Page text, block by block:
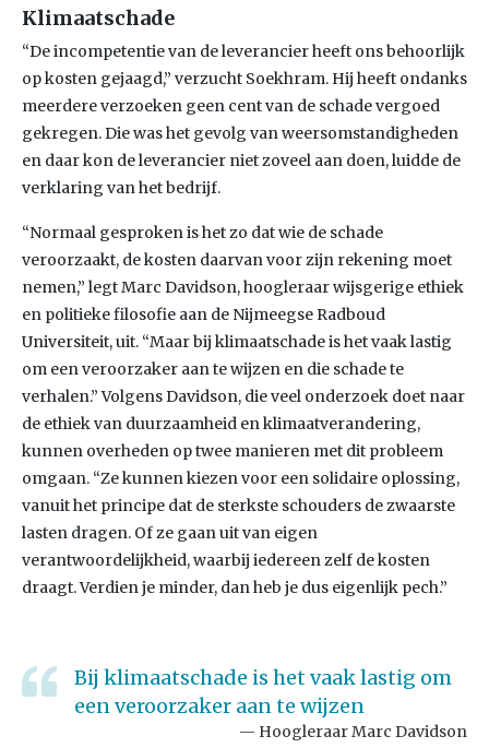
Klimaatschade
“De incompetentie van de leverancier heeft ons behoorlijk
op kosten gejaagd,” verzucht Soekhram. Hij heeft ondanks
meerdere verzoeken geen cent van de schade vergoed
gekregen. Die was het gevolg van weersomstandigheden
en daar kon de leverancier niet zoveel aan doen, luidde de
verklaring van het bedrijf.
“Normaal gesproken is het zo dat wie de schade
veroorzaakt, de kosten daarvan voor zijn rekening moet
nemen,” legt Marc Davidson, hoogleraar wijsgerige ethiek
en politieke filosofie aan de Nijmeegse Radboud
Universiteit, uit. “Maar bij klimaatschade is het vaak lastig
om een veroorzaker aan te wijzen en die schade te
verhalen.” Volgens Davidson, die veel onderzoek doet naar
de ethiek van duurzaamheid en klimaatverandering,
kunnen overheden op twee manieren met dit probleem
omgaan. “Ze kunnen kiezen voor een solidaire oplossing,
vanuit het principe dat de sterkste schouders de zwaarste
lasten dragen. Of ze gaan uit van eigen
verantwoordelijkheid, waarbij iedereen zelf de kosten
draagt. Verdien je minder, dan heb je dus eigenlijk pech.”
Bij klimaatschade is het vaak lastig om
een veroorzaker aan te wijzen
Hoogleraar Marc Davidson